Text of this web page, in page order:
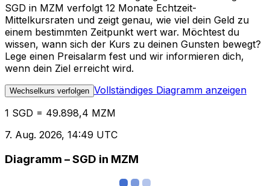
SGD in MZM verfolgt 12 Monate Echtzeit-
Mittelkursraten und zeigt genau, wie viel dein Geld zu
einem bestimmten Zeitpunkt wert war. Möchtest du
wissen, wann sich der Kurs zu deinen Gunsten bewegt?
Lege einen Preisalarm fest und wir informieren dich,
wenn dein Ziel erreicht wird.
Wechselkurs verfolgen Vollständiges Diagramm anzeigen
1 SGD = 49.898,4 MZM
7. Aug. 2026, 14:49 UTC
Diagramm – SGD in MZM